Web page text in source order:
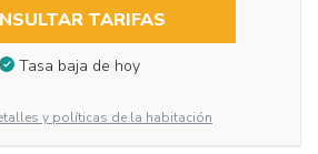
TARIFAS
Tasa baja de hoy
y políticas de la habitación